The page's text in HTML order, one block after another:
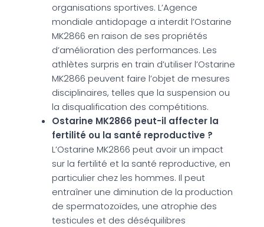
organisations sportives. L’Agence
mondiale antidopage a interdit l’Ostarine
MK2866 en raison de ses propriétés
d’amélioration des performances. Les
athlètes surpris en train d’utiliser l’Ostarine
MK2866 peuvent faire l’objet de mesures
disciplinaires, telles que la suspension ou
la disqualification des compétitions.
Ostarine MK2866 peut-il affecter la
fertilité ou la santé reproductive ?
L’Ostarine MK2866 peut avoir un impact
sur la fertilité et la santé reproductive, en
particulier chez les hommes. Il peut
entraîner une diminution de la production
de spermatozoïdes, une atrophie des
testicules et des déséquilibres